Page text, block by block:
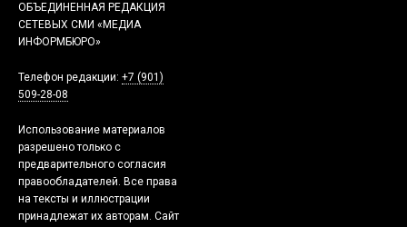
ОБЪЕДИНЕННАЯ РЕДАКЦИЯ
СЕТЕВЫХ СМИ «МЕДИА
ИНФОРМБЮРО»
Телефон редакции: +7 (901)
509-28-08
Использование материалов
разрешено только с
предварительного согласия
правообладателей. Все права
на тексты и иллюстрации
принадлежат их авторам. Сайт